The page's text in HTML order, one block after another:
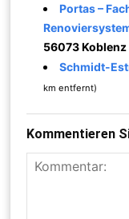
Portas –
56073 Koblenz
Schmidt-
km entfernt)
Kommentieren